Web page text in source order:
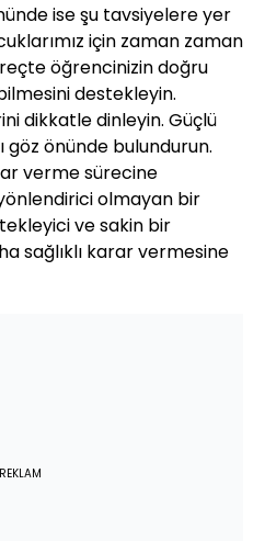
ise şu tavsiyelere yer
için zaman zaman
öğrencinizin doğru
destekleyin.
dikkatle dinleyin. Güçlü
göz önünde bulundurun.
verme sürecine
olmayan bir
ve sakin bir
sağlıklı karar vermesine
REKLAM